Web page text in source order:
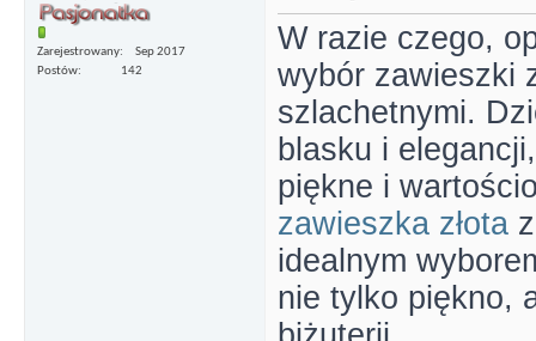
Zarejestrowany
Sep 2017
Postów
142
W razie czego,
wybór zawieszki
szlachetnymi.
blasku i
piękne i
zawieszka złota
idealnym
nie tylko piękno,